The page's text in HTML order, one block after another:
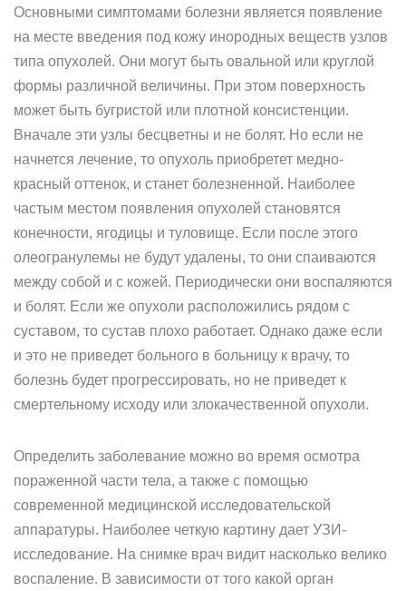
Основными симптомами болезни является появление
на месте введения под кожу инородных веществ узлов
типа опухолей. Они могут быть овальной или круглой
формы различной величины. При этом поверхность
может быть бугристой или плотной консистенции.
Вначале эти узлы бесцветны и не болят. Но если не
начнется лечение, то опухоль приобретет медно-
красный оттенок, и станет болезненной. Наиболее
частым местом появления опухолей становятся
конечности, ягодицы и туловище. Если после этого
олеогранулемы не будут удалены, то они спаиваются
между собой и с кожей. Периодически они воспаляются
и болят. Если же опухоли расположились рядом с
суставом, то сустав плохо работает. Однако даже если
и это не приведет больного в больницу к врачу, то
болезнь будет прогрессировать, но не приведет к
смертельному исходу или злокачественной опухоли.
Определить заболевание можно во время осмотра
пораженной части тела, а также с помощью
современной медицинской исследовательской
аппаратуры. Наиболее четкую картину дает УЗИ-
исследование. На снимке врач видит насколько велико
воспаление. В зависимости от того какой орган